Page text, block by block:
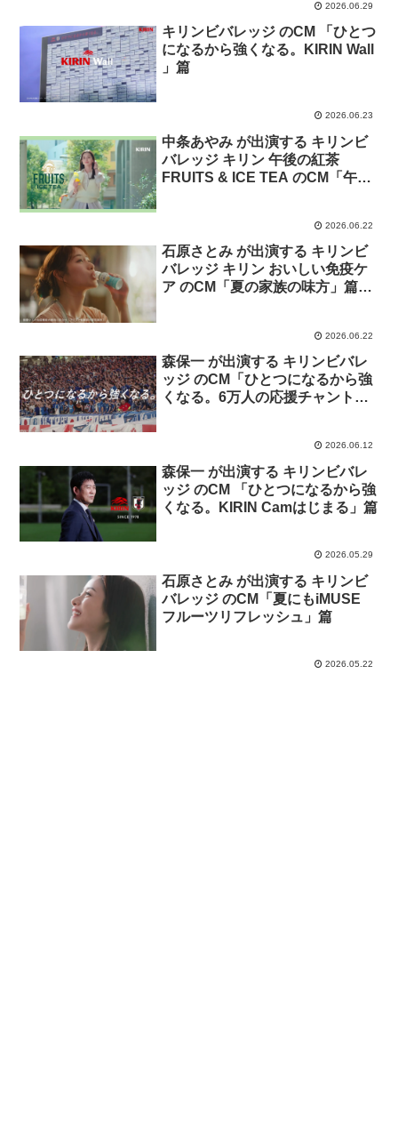
2026.06.29
キリンビバレッジ のCM 「ひとつ
になるから強くなる。KIRIN Wall
」篇
2026.06.23
中条あやみ が出演する キリンビ
バレッジ キリン 午後の紅茶
FRUITS & ICE TEA のCM「午後
2026.06.22
石原さとみ が出演する キリンビ
バレッジ キリン おいしい免疫ケ
ア のCM「夏の家族の味方」篇。
2026.06.22
森保一 が出演する キリンビバレ
ッジ のCM「ひとつになるから強
くなる。6万人の応援チャント」
2026.06.12
森保一 が出演する キリンビバレ
ッジ のCM 「ひとつになるから強
くなる。KIRIN Camはじまる」篇
2026.05.29
石原さとみ が出演する キリンビ
バレッジ のCM「夏にもiMUSE
フルーツリフレッシュ」篇
2026.05.22